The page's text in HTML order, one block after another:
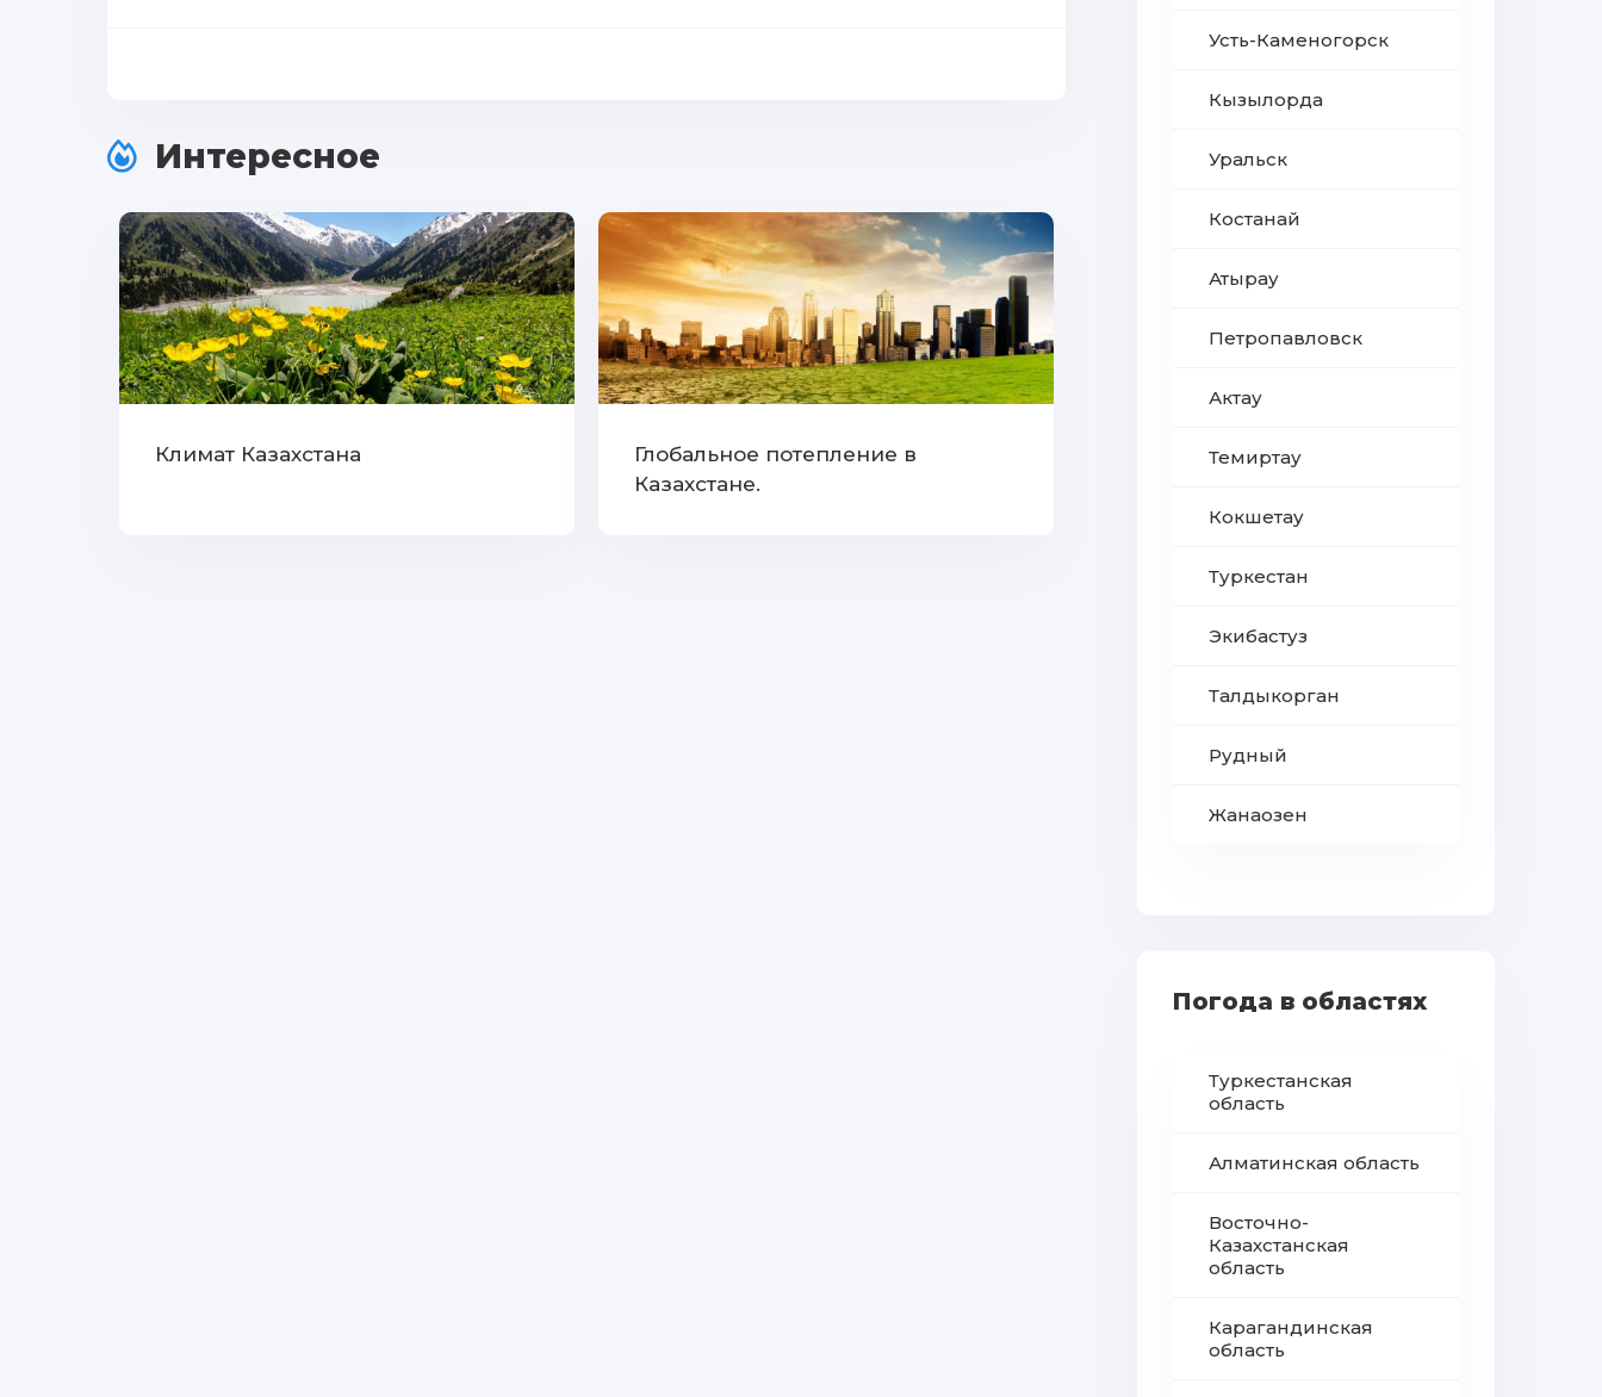
Интересное
Климат Казахстана
Глобальное потепление в
Казахстане.
Усть-Каменогорск
Кызылорда
Уральск
Костанай
Атырау
Петропавловск
Актау
Темиртау
Кокшетау
Туркестан
Экибастуз
Талдыкорган
Рудный
Жанаозен
Погода в областях
Туркестанская
область
Алматинская область
Восточно-
Казахстанская
область
Карагандинская
область